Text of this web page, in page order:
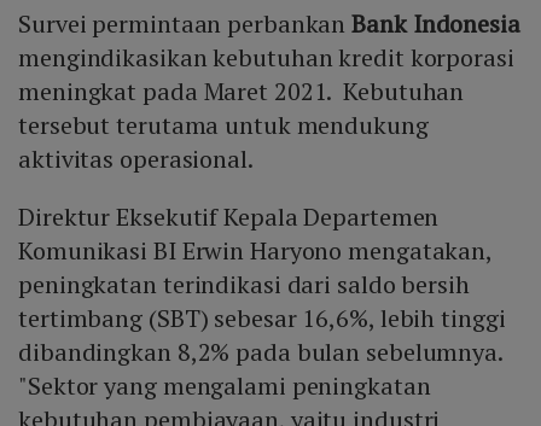
Survei permintaan perbankanBank Indonesia
mengindikasikan kebutuhan kredit korporasi
meningkat pada Maret 2021. Kebutuhan
tersebut terutama untuk mendukung
aktivitas operasional.
Direktur Eksekutif Kepala Departemen
Komunikasi BI Erwin Haryono mengatakan,
peningkatan terindikasi dari saldo bersih
tertimbang (SBT) sebesar 16,6%, lebih tinggi
dibandingkan 8,2% pada bulan sebelumnya.
"Sektor yang mengalami peningkatan
kebutuhan pembiayaan, yaitu industri